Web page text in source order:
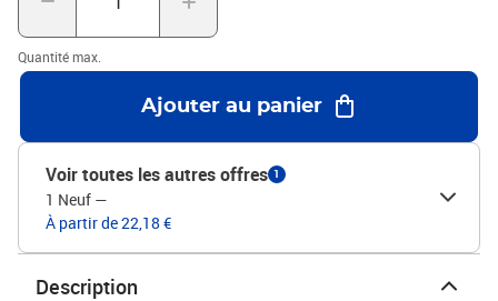
matelas compatible : 107 cmMontage requis : OuiRemarque :
Veuillez utiliser des vis M6 pour l’installation
Quantité max.
Ajouter au panier
Voir toutes les autres offres 1
1 Neuf —
À partir de 22,18 €
Description